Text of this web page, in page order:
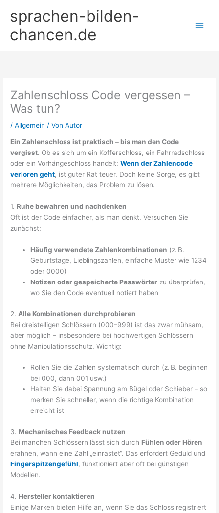
Inhalt
springen
sprachen-bilden-
chancen.de
Zahlenschloss Code vergessen –
Was tun?
/Allgemein / VonAutor
Ein Zahlenschloss ist praktisch – bis man den Code
vergisst. Ob es sich um ein Kofferschloss, ein Fahrradschloss
oder ein Vorhängeschloss handelt:Wenn der Zahlencode
verloren geht, ist guter Rat teuer. Doch keine Sorge, es gibt
mehrere Möglichkeiten, das Problem zu lösen.
1. Ruhe bewahren und nachdenken
Oft ist der Code einfacher, als man denkt. Versuchen Sie
zunächst:
Häufig verwendete Zahlenkombinationen (z. B.
Geburtstage, Lieblingszahlen, einfache Muster wie 1234
oder 0000)
Notizen oder gespeicherte Passwörter zu überprüfen,
wo Sie den Code eventuell notiert haben
2. Alle Kombinationen durchprobieren
Bei dreistelligen Schlössern (000–999) ist das zwar mühsam,
aber möglich – insbesondere bei hochwertigen Schlössern
ohne Manipulationsschutz. Wichtig:
Rollen Sie die Zahlen systematisch durch (z. B. beginnen
bei 000, dann 001 usw.)
Halten Sie dabei Spannung am Bügel oder Schieber – so
merken Sie schneller, wenn die richtige Kombination
erreicht ist
3. Mechanisches Feedback nutzen
Bei manchen Schlössern lässt sich durch Fühlen oder Hören
erahnen, wann eine Zahl „einrastet“. Das erfordert Geduld und
Fingerspitzengefühl, funktioniert aber oft bei günstigen
Modellen.
4. Hersteller kontaktieren
Einige Marken bieten Hilfe an, wenn Sie das Schloss registriert